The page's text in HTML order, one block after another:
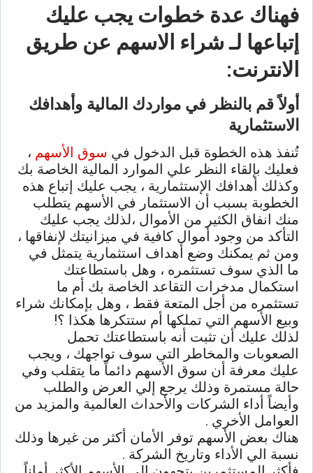
فهناك عدة خطوات يجب عليك
إتباعها لـ شراء الاسهم عن طريق
الانترنت:
أولاً قم بالنظر في مواردك المالية وأهدافك
الاستثمارية
تُنفذ هذه الخطوة قبل الدخول في سوق الأسهم ،
فعليك بإلقاء النظر علي الموارد المالية الخاصة بك
وكذلك أهدافك الإستثمارية ، يجب عليك إتباع هذه
الخطوبة بسبب أن الاستثمار في الأسهم يتطلب
منك انفاق الكثير من الأموال ،لذلك يجب عليك
التأكد من وجود أموال كافية في ميزانيتك لإنفاقها ،
ومن ثم يمكنك وضع أهداف استثمارية يتمثل في
ما الذي سوف تستثمره ، وهل باستطاعتك
استكمال مدخرات التقاعد الخاصة بك أم ما
تستثمره من أجل المتعة فقط ، وهل بإمكانك شراء
وبيع الأسهم التي تملكها أم ستتكرها هكذا ؟!
لذلك عليك أن تثبت أنه باستطاعتك تحمل
الصعوبات والمخاطر التي سوف تواجهك ، ويجب
عليك معرفة أن سوق الأسهم دائماً ما يتقلب وفي
حالة مستمرة وذلك يرجع إلي العرض والطلب
وأيضاً أداء الشركات والأحداث العالمية والمزيد من
العوامل الأخري .
هناك بعض الأسهم توفر الأمان أكثر من غيرها وذلك
نسبة الي الأداء وتاريخ الشركة .